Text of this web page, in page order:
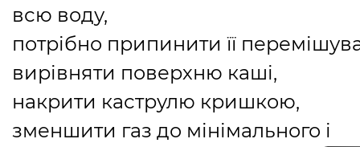
всю воду,
потрібно припинити її
вирівняти поверхню каші,
накрити каструлю кришкою,
зменшити газ до мінімального і